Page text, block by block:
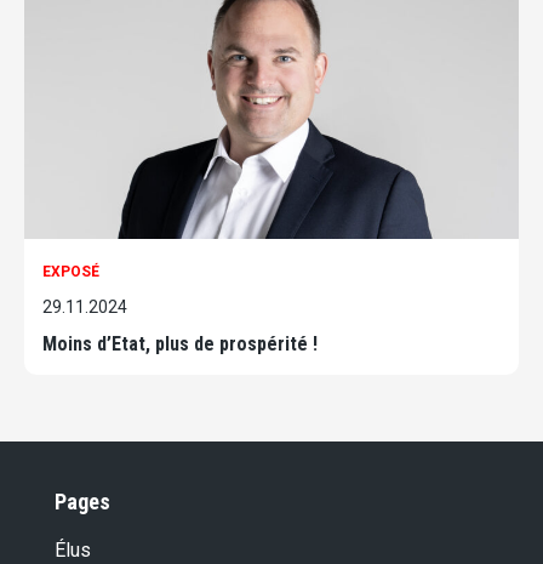
EXPOSÉ
29.11.2024
Moins d’Etat, plus de prospérité !
Pages
Élus